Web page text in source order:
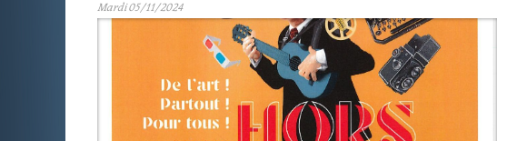
Mardi 05/11/2024